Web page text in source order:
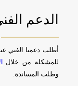
الدعم
أطلب دعمنا الفني
للمشكلة من خلال
وطلب المساندة.